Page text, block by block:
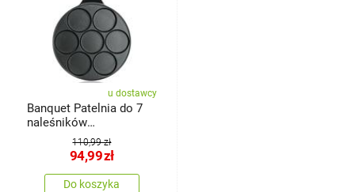
u dostawcy
Banquet Patelnia do 7
naleśników
znieprzywierającą
powierzchnią ALIVIA 26
110,99 zł
94,99zł
Do koszyka